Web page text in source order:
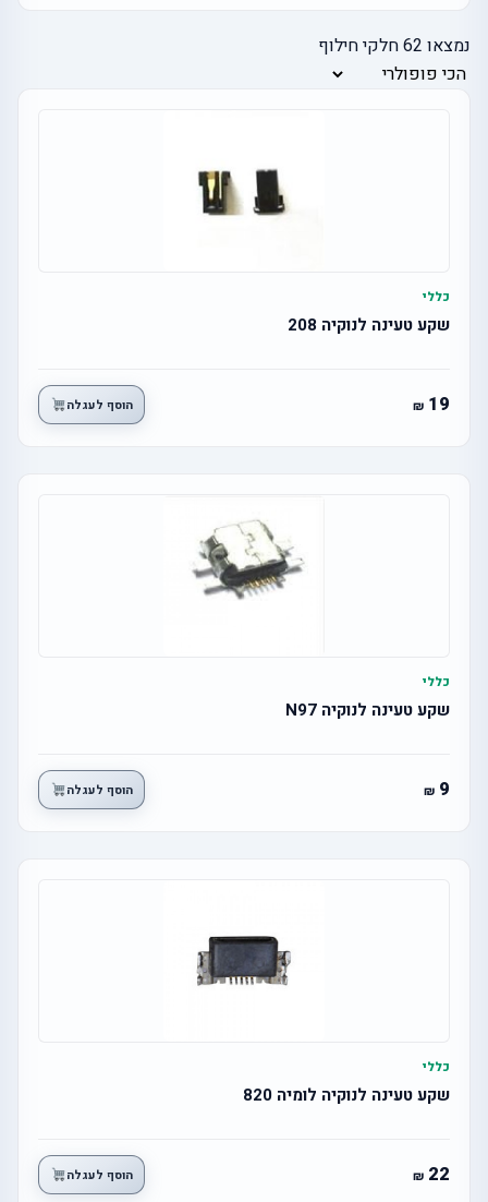
נמצאו 62חלקי חילוף
כללי
שקע טעינה לנוקיה 208
19 הוסף לעגלה
כללי
שקע טעינה לנוקיה N97
9 הוסף לעגלה
כללי
שקע טעינה לנוקיה לומיה 820
22 הוסף לעגלה